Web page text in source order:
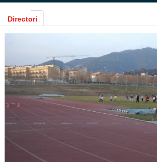
Directori